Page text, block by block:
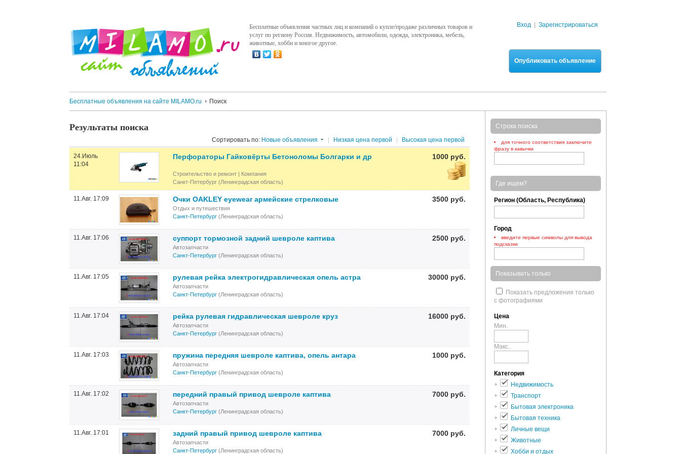
Бесплатные объявления частных лиц и компаний о купле/продаже различных товаров и
услуг по региону Россия. Недвижимость, автомобили, одежда, электроника, мебель,
животные, хобби и многое другое.
Вход Зарегистрироваться
Опубликовать объявление
Бесплатные объявления на сайте MILAMO.ru Поиск
Результаты поиска
Сортировать по: Новые объявления Низкая цена первой Высокая цена первой
24.Июль
11:04
Перфораторы Гайковёрты Бетоноломы Болгарки и др 1000 руб.
Строительство и ремонт | Компания
Санкт-Петербург (Ленинградская область)
11.Авг. 17:09 Очки OAKLEY eyewear армейские стрелковые 3500 руб.
Отдых и путешествия
Санкт-Петербург (Ленинградская область)
11.Авг. 17:06 суппорт тормозной задний шевроле каптива 2500 руб.
Автозапчасти
Санкт-Петербург (Ленинградская область)
11.Авг. 17:05 рулевая рейка электрогидравлическая опель астра 30000 руб.
Автозапчасти
Санкт-Петербург (Ленинградская область)
11.Авг. 17:04 рейка рулевая гидравлическая шевроле круз 16000 руб.
Автозапчасти
Санкт-Петербург (Ленинградская область)
11.Авг. 17:03 пружина передняя шевроле каптива, опель антара 1000 руб.
Автозапчасти
Санкт-Петербург (Ленинградская область)
11.Авг. 17:02 передний правый привод шевроле каптива 7000 руб.
Автозапчасти
Санкт-Петербург (Ленинградская область)
11.Авг. 17:01 задний правый привод шевроле каптива 7000 руб.
Автозапчасти
Санкт-Петербург (Ленинградская область)
Строка поиска
для точного соответствия заключите
фразу в кавычки
Где ищем?
Регион (Область, Республика)
Город
введите первые символы для вывода
подсказки
Показывать только
Показать предложения только
с фотографиями
Цена
Мин.
Макс..
Категория
+
Недвижимость
+
Транспорт
+
Бытовая электроника
+
Бытовая техника
+
Личные вещи
+
Животные
+
Хобби и отдых